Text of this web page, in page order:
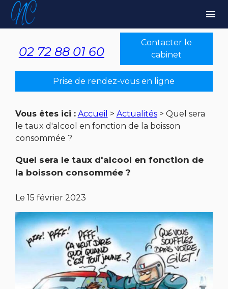
menu
02 72 88 01 60
Contacter le
cabinet
Prise de rendez-vous en ligne
Vous êtes ici : Accueil > Actualités> Quel sera
le taux d'alcool en fonction de la boisson
consommée ?
Quel sera le taux d'alcool en fonction de
la boisson consommée ?
Le 15 février 2023
Panneau de gestion des cookies